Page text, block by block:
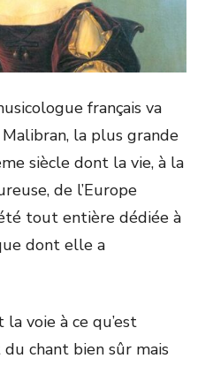
français va
la plus grande
siècle dont la vie, à la
de l’Europe
été tout entière dédiée à
dont elle a
voie à ce qu’est
du chant bien sûr mais